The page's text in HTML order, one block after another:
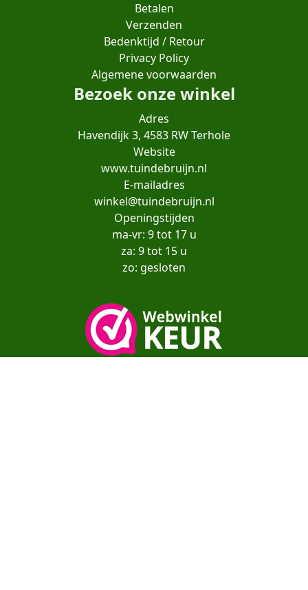
Betalen
Verzenden
Bedenktijd / Retour
Privacy Policy
Algemene voorwaarden
Bezoek onze winkel
Adres
Havendijk 3, 4583 RW Terhole
Website
www.tuindebruijn.nl
E-mailadres
winkel@tuindebruijn.nl
Openingstijden
ma-vr: 9 tot 17 u
za: 9 tot 15 u
zo: gesloten